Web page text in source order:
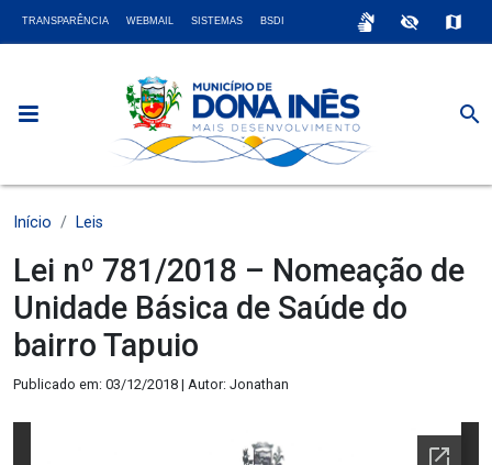
TRANSPARÊNCIA WEBMAIL SISTEMAS BSDI sign_language visibility_off map
search
Início Leis
Lei nº 781/2018 – Nomeação de
Unidade Básica de Saúde do
bairro Tapuio
Publicado em: 03/12/2018 | Autor: Jonathan